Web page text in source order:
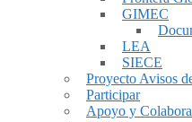
GIMEC
LEA
SIECE
Proyecto Avisos
Participar
Apoyo y